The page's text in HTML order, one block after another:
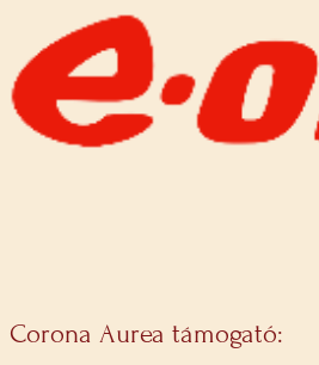
Corona Aurea támogató: